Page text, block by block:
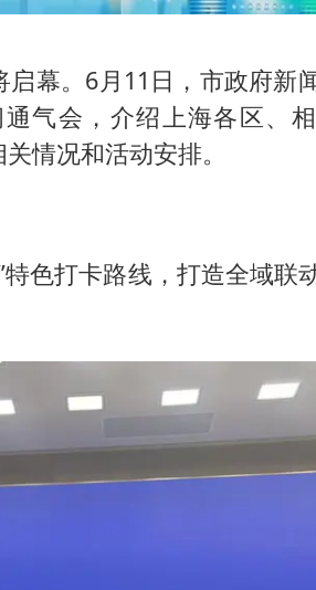
启幕。6月11日，市政府新
气会，介绍上海各区、
情况和活动安排。
色打卡路线，打造全域联